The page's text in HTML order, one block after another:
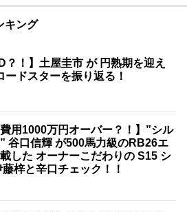
キング
？！】土屋圭市 が 円熟期を迎え
ードスターを振り返る！
費用1000万円オーバー？！】”シル
谷口信輝 が500馬力級のRB26エ
した オーナーこだわりの S15 シ
梓と辛口チェック！！